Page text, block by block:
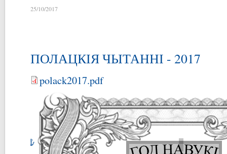
25/10/2017
ПОЛАЦКІЯ ЧЫТАННІ - 2017
polack2017.pdf